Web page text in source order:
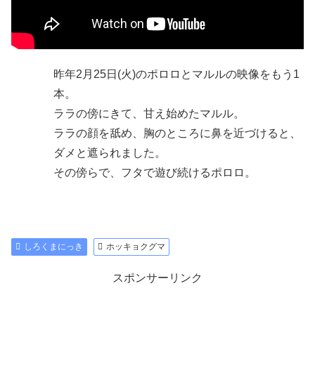
昨年2月25日(火)のポロロとマルルの映像をもう1
本。
ララの傍にきて、甘え始めたマルル。
ララの顔を舐め、胸のところに鼻を近づけると、
ダメと遮られました。
その傍らで、フタで遊び続けるポロロ。
しろくまにっき ホッキョクグマ
スポンサーリンク